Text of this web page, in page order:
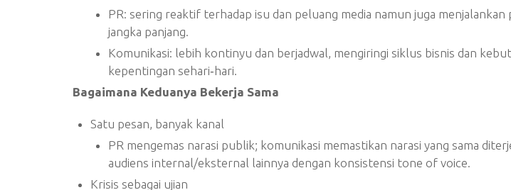
PR: sering reaktif terhadap isu dan peluang media namun juga
jangka panjang.
Komunikasi: lebih kontinyu dan berjadwal, mengiringi siklus bisnis dan
kepentingan sehari‑hari.
Bagaimana Keduanya Bekerja Sama
Satu pesan, banyak kanal
PR mengemas narasi publik; komunikasi memastikan narasi yang sama
audiens internal/eksternal lainnya dengan konsistensi tone of voice.
Krisis sebagai ujian